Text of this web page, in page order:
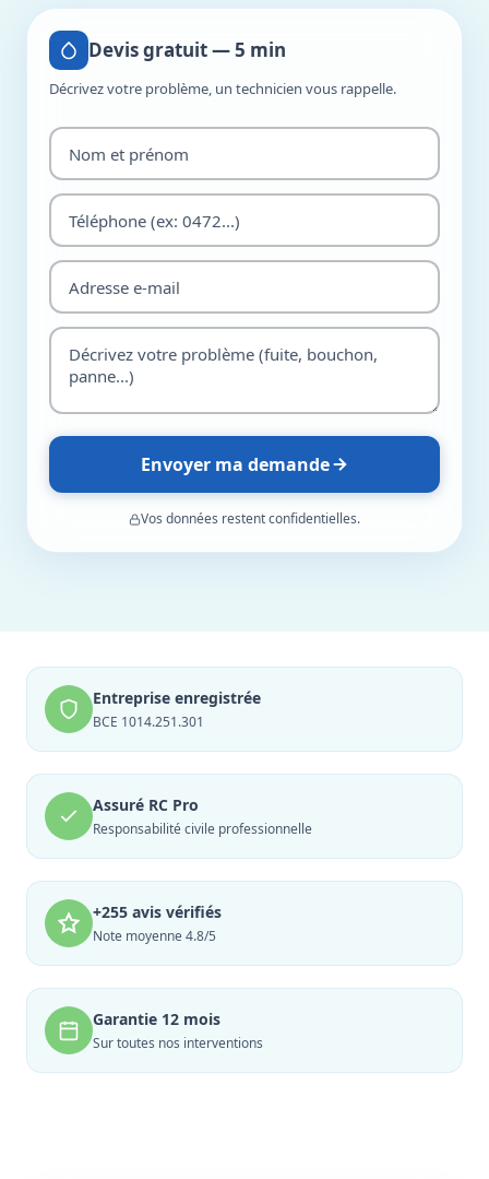
Devis gratuit — 5 min
Décrivez votre problème, un technicien vous rappelle.
Envoyer ma demande
Vos données restent confidentielles.
Entreprise enregistrée
BCE 1014.251.301
Assuré RC Pro
Responsabilité civile professionnelle
+255 avis vérifiés
Note moyenne 4.8/5
Garantie 12 mois
Sur toutes nos interventions